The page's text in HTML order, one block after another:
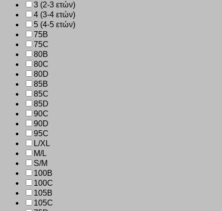
3 (2-3 ετών)
4 (3-4 ετών)
5 (4-5 ετών)
75B
75C
80B
80C
80D
85B
85C
85D
90C
90D
95C
L/XL
M/L
S/M
100B
100C
105B
105C